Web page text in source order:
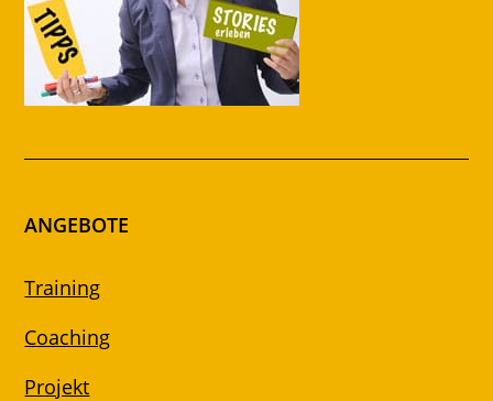
ANGEBOTE
Training
Coaching
Projekt